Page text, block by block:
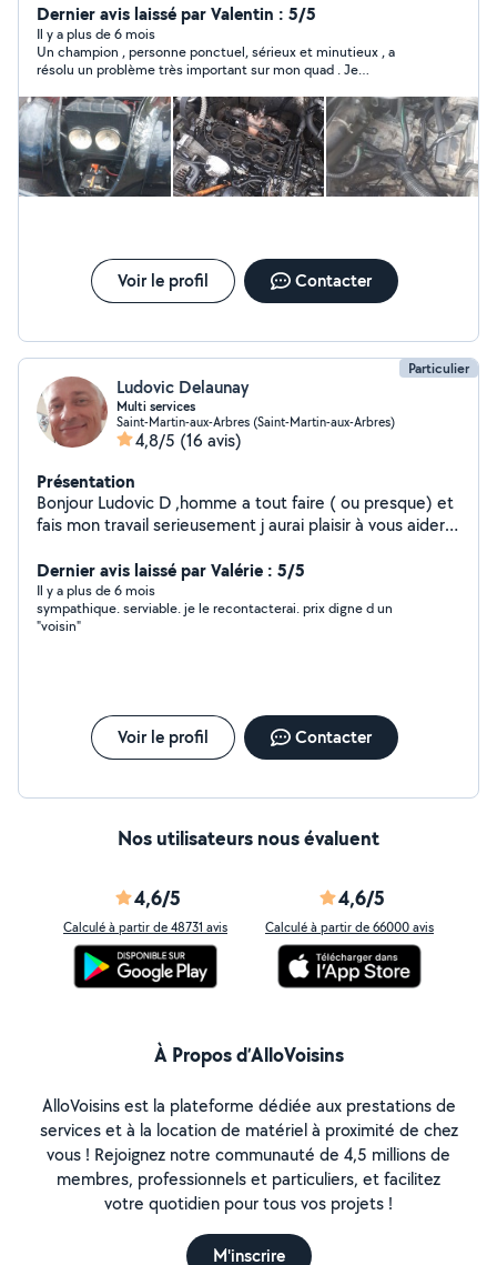
agricoles,engins d'espace verts enfin tout se qui
concerne un moteur
Dernier avis laissé par Valentin : 5/5
Il y a plus de 6 mois
Un champion , personne ponctuel, sérieux et minutieux , a
résolu un problème très important sur mon quad . Je
parle . J'ai d'autre réparation a faire et je sais déjà à qui faire
appel . Merci Geoffrey .
Voir le profil Contacter
Particulier
Ludovic Delaunay
Multi services
Saint-Martin-aux-Arbres (Saint-Martin-aux-Arbres)
4,8/5 (16 avis)
Présentation
Bonjour Ludovic D ,homme a tout faire ( ou presque) et
fais mon travail serieusement j aurai plaisir à vous aider
tonte ,haie,montage de meubles en kit, peinture papier
peint, filature discrete...tout pour vous aider des que
vous en avez besoin....et meme m occuper de vos
animaux domestiques.
Dernier avis laissé par Valérie : 5/5
Il y a plus de 6 mois
sympathique. serviable. je le recontacterai. prix digne d un
"voisin"
Voir le profil Contacter
Nos utilisateurs nous évaluent
4,6/5
Calculé à partir de 48731 avis
4,6/5
Calculé à partir de 66000 avis
À Propos d’AlloVoisins
AlloVoisins est la plateforme dédiée aux prestations de
services et à la location de matériel à proximité de chez
vous ! Rejoignez notre communauté de 4,5 millions de
membres, professionnels et particuliers, et facilitez
votre quotidien pour tous vos projets !
M'inscrire